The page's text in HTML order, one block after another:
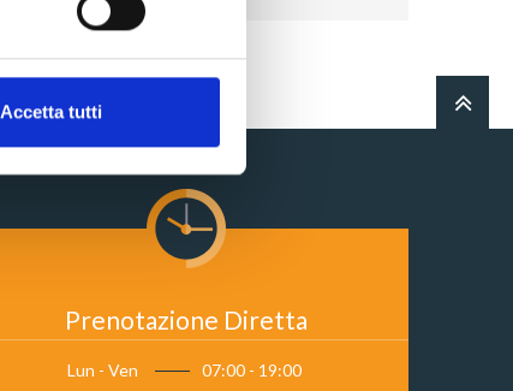
Accetta tutti
Prenotazione Diretta
Lun - Ven 07:00 - 19:00